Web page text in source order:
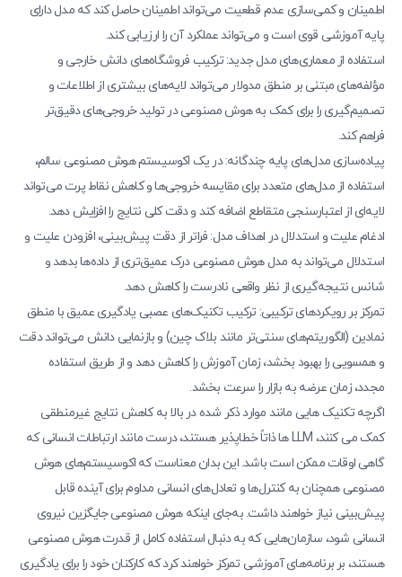
اطمینان و کمی‌سازی عدم قطعیت می‌تواند اطمینان حاصل کند که مدل دارای
پایه آموزشی قوی است و می‌تواند عملکرد آن را ارزیابی کند.
استفاده از معماری‌های مدل جدید: ترکیب فروشگاه‌های دانش خارجی و
مؤلفه‌های مبتنی بر منطق مدولار می‌تواند لایه‌های بیشتری از اطلاعات و
تصمیم‌گیری را برای کمک به هوش مصنوعی در تولید خروجی‌های دقیق‌تر
فراهم کند.
پیاده‌سازی مدل‌های پایه چندگانه: در یک اکوسیستم هوش مصنوعی سالم،
استفاده از مدل‌های متعدد برای مقایسه خروجی‌ها و کاهش نقاط پرت می‌تواند
لایه‌ای از اعتبارسنجی متقاطع اضافه کند و دقت کلی نتایج را افزایش دهد.
ادغام علیت و استدلال در اهداف مدل: فراتر از دقت پیش‌بینی، افزودن علیت و
استدلال می‌تواند به مدل هوش مصنوعی درک عمیق‌تری از داده‌ها بدهد و
شانس نتیجه‌گیری از نظر واقعی نادرست را کاهش دهد.
تمرکز بر رویکردهای ترکیبی: ترکیب تکنیک‌های عصبی یادگیری عمیق با منطق
نمادین (الگوریتم‌های سنتی‌تر مانند بلاک چین) و بازنمایی دانش می‌تواند دقت
و همسویی را بهبود بخشد، زمان آموزش را کاهش دهد و از طریق استفاده
مجدد، زمان عرضه به بازار را سرعت بخشد.
اگرچه تکنیک هایی مانند موارد ذکر شده در بالا به کاهش نتایج غیرمنطقی
کمک می کنند، LLM ها ذاتاً خطاپذیر هستند، درست مانند ارتباطات انسانی که
گاهی اوقات ممکن است باشد. این بدان معناست که اکوسیستم‌های هوش
مصنوعی همچنان به کنترل‌ها و تعادل‌های انسانی مداوم برای آینده قابل
پیش‌بینی نیاز خواهند داشت. به‌جای اینکه هوش مصنوعی جایگزین نیروی
انسانی شود، سازمان‌هایی که به دنبال استفاده کامل از قدرت هوش مصنوعی
هستند، بر برنامه‌های آموزشی تمرکز خواهند کرد که کارکنان خود را برای یادگیری